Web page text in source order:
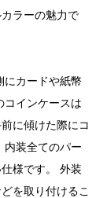
ラーの魅力で
にカードや紙幣
コインケースは
に傾けた際にコ
内装全てのパー
様です。 外装
を取り付けるこ